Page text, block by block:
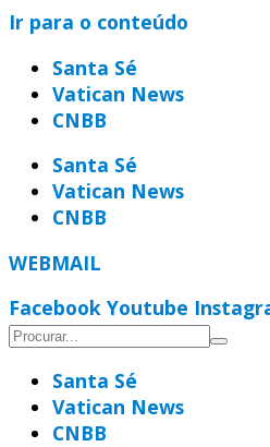
Ir para o conteúdo
Santa Sé
Vatican News
CNBB
Santa Sé
Vatican News
CNBB
WEBMAIL
Facebook Youtube
Santa Sé
Vatican News
CNBB